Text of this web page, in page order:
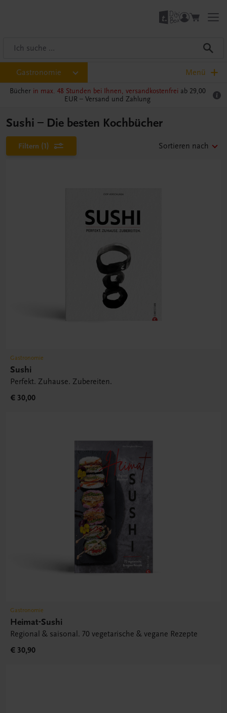
Gastronomie Menü
Bücher in max. 48 Stunden bei Ihnen, versandkostenfrei ab 29,00
EUR – Versand und Zahlung
Sushi – Die besten Kochbücher
Filtern (1) Sortieren nach
Gastronomie
Sushi
Perfekt. Zuhause. Zubereiten.
€ 30,00
Gastronomie
Heimat-Sushi
Regional & saisonal. 70 vegetarische & vegane Rezepte
€ 30,90